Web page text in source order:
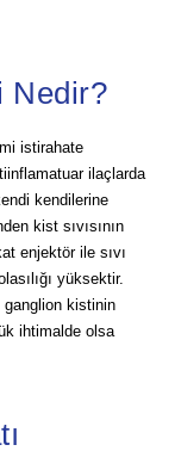
Nedir?
istirahate
ilaçlarda
kendilerine
kist sıvısının
enjektör ile sıvı
yüksektir.
kistinin
ihtimalde olsa